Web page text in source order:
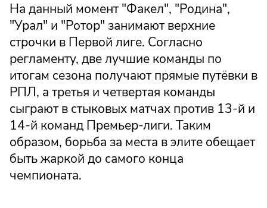
На данный момент "Факел", "Родина",
"Урал" и "Ротор" занимают верхние
строчки в Первой лиге. Согласно
регламенту, две лучшие команды по
итогам сезона получают прямые путёвки в
РПЛ, а третья и четвертая команды
сыграют в стыковых матчах против 13-й и
14-й команд Премьер-лиги. Таким
образом, борьба за места в элите обещает
быть жаркой до самого конца
чемпионата.